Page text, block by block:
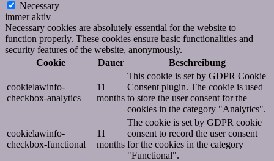
Necessary
immer aktiv
Necessary cookies are absolutely essential for the website to
function properly. These cookies ensure basic functionalities and
security features of the website, anonymously.
Cookie
Dauer Beschreibung
cookielawinfo-
checkbox-analytics
11
months
This cookie is set by GDPR Cookie
Consent plugin. The cookie is used
to store the user consent for the
cookies in the category "Analytics".
cookielawinfo-
checkbox-functional
11
months
The cookie is set by GDPR cookie
consent to record the user consent
for the cookies in the category
"Functional".